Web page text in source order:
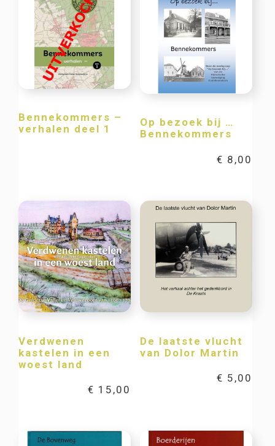
Bennekommers –
verhalen deel 1
Op bezoek bij …
Bennekommers
€ 8,00
Verdwenen
kastelen in een
woest land
€ 15,00
De laatste vlucht
van Dolor Martin
€ 5,00